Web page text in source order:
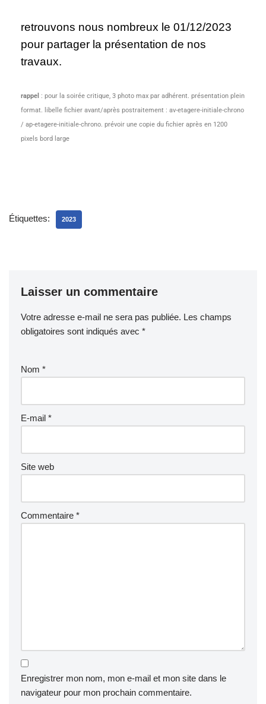
retrouvons nous nombreux le 01/12/2023
pour partager la présentation de nos
travaux.
rappel : pour la soirée critique, 3 photo max par adhérent. présentation plein
format. libelle fichier avant/après postraitement : av-etagere-initiale-chrono
/ ap-etagere-initiale-chrono. prévoir une copie du fichier après en 1200
pixels bord large
Étiquettes: 2023
Laisser un commentaire
Votre adresse e-mail ne sera pas publiée. Les champs
obligatoires sont indiqués avec *
Nom *
E-mail *
Site web
Commentaire *
Enregistrer mon nom, mon e-mail et mon site dans le
navigateur pour mon prochain commentaire.